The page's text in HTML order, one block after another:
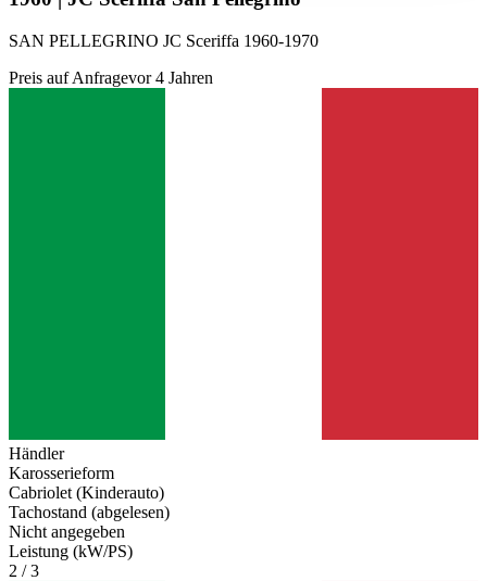
SAN PELLEGRINO JC Sceriffa 1960-1970
Preis auf Anfragevor 4 Jahren
Händler
Karosserieform
Cabriolet (Kinderauto)
Tachostand (abgelesen)
Nicht angegeben
Leistung (kW/PS)
2 / 3